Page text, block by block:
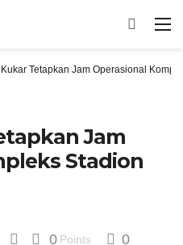
Tetapkan Jam Operasional
Jam
Stadion
0 Points 0